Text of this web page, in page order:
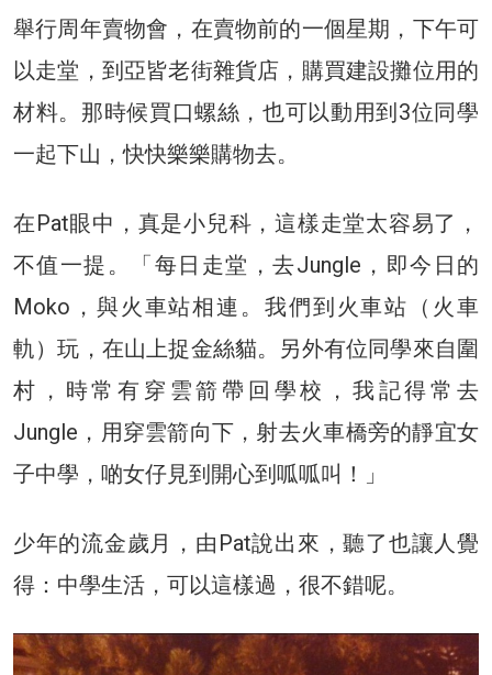
舉行周年賣物會，在賣物前的一個星期，下午可
以走堂，到亞皆老街雜貨店，購買建設攤位用的
材料。那時候買口螺絲，也可以動用到3位同學
一起下山，快快樂樂購物去。
在Pat眼中，真是小兒科，這樣走堂太容易了，
不值一提。「每日走堂，去Jungle，即今日的
Moko，與火車站相連。我們到火車站（火車
軌）玩，在山上捉金絲貓。另外有位同學來自圍
村，時常有穿雲箭帶回學校，我記得常去
Jungle，用穿雲箭向下，射去火車橋旁的靜宜女
子中學，啲女仔見到開心到呱呱叫！」
少年的流金歲月，由Pat說出來，聽了也讓人覺
得：中學生活，可以這樣過，很不錯呢。